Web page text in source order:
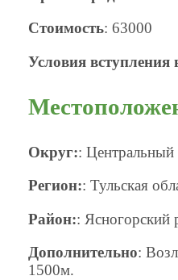
Стоимость: 63000
Условия вступления
Округ:: Центральный
Регион:: Тульская
Район:: Ясногорский
Дополнительно:
1500м.